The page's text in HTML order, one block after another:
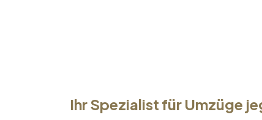
Ihr Spezialist für Umzüge